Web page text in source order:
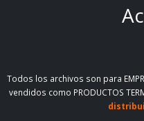
Ac
Todos los archivos son para
vendidos como PRODUCTOS